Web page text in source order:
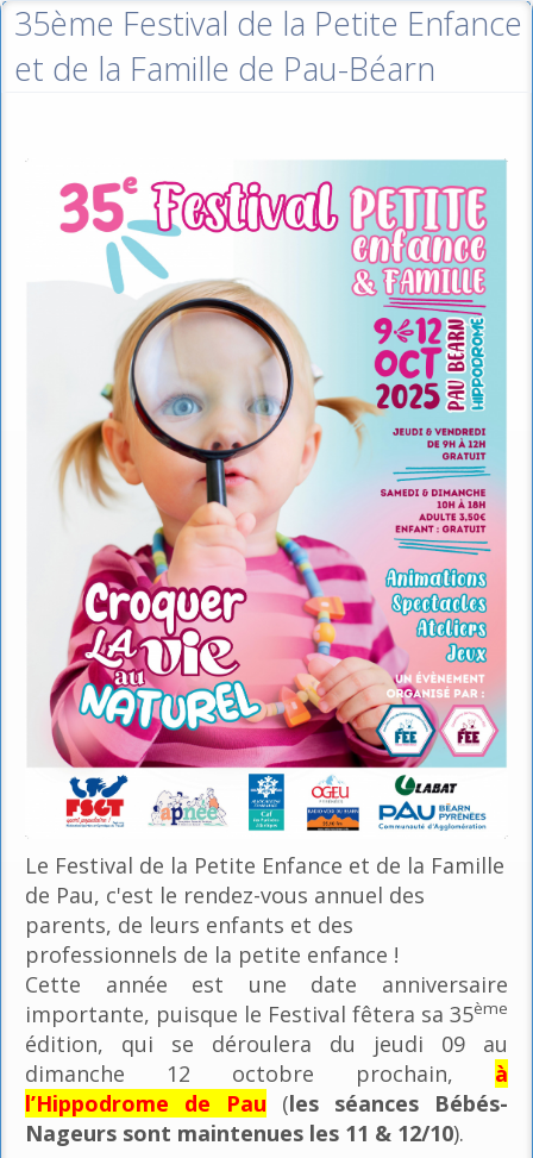
35ème Festival de la Petite Enfance
et de la Famille de Pau-Béarn
Le Festival de la Petite Enfance et de la Famille
de Pau, c'est le rendez-vous annuel des
parents, de leurs enfants et des
professionnels de la petite enfance !
Cette année est une date anniversaire
importante, puisque le Festival fêtera sa 35ème
édition, qui se déroulera du jeudi 09 au
dimanche 12 octobre prochain, à
l’Hippodrome de Pau (les séances Bébés-
Nageurs sont maintenues les 11 & 12/10).